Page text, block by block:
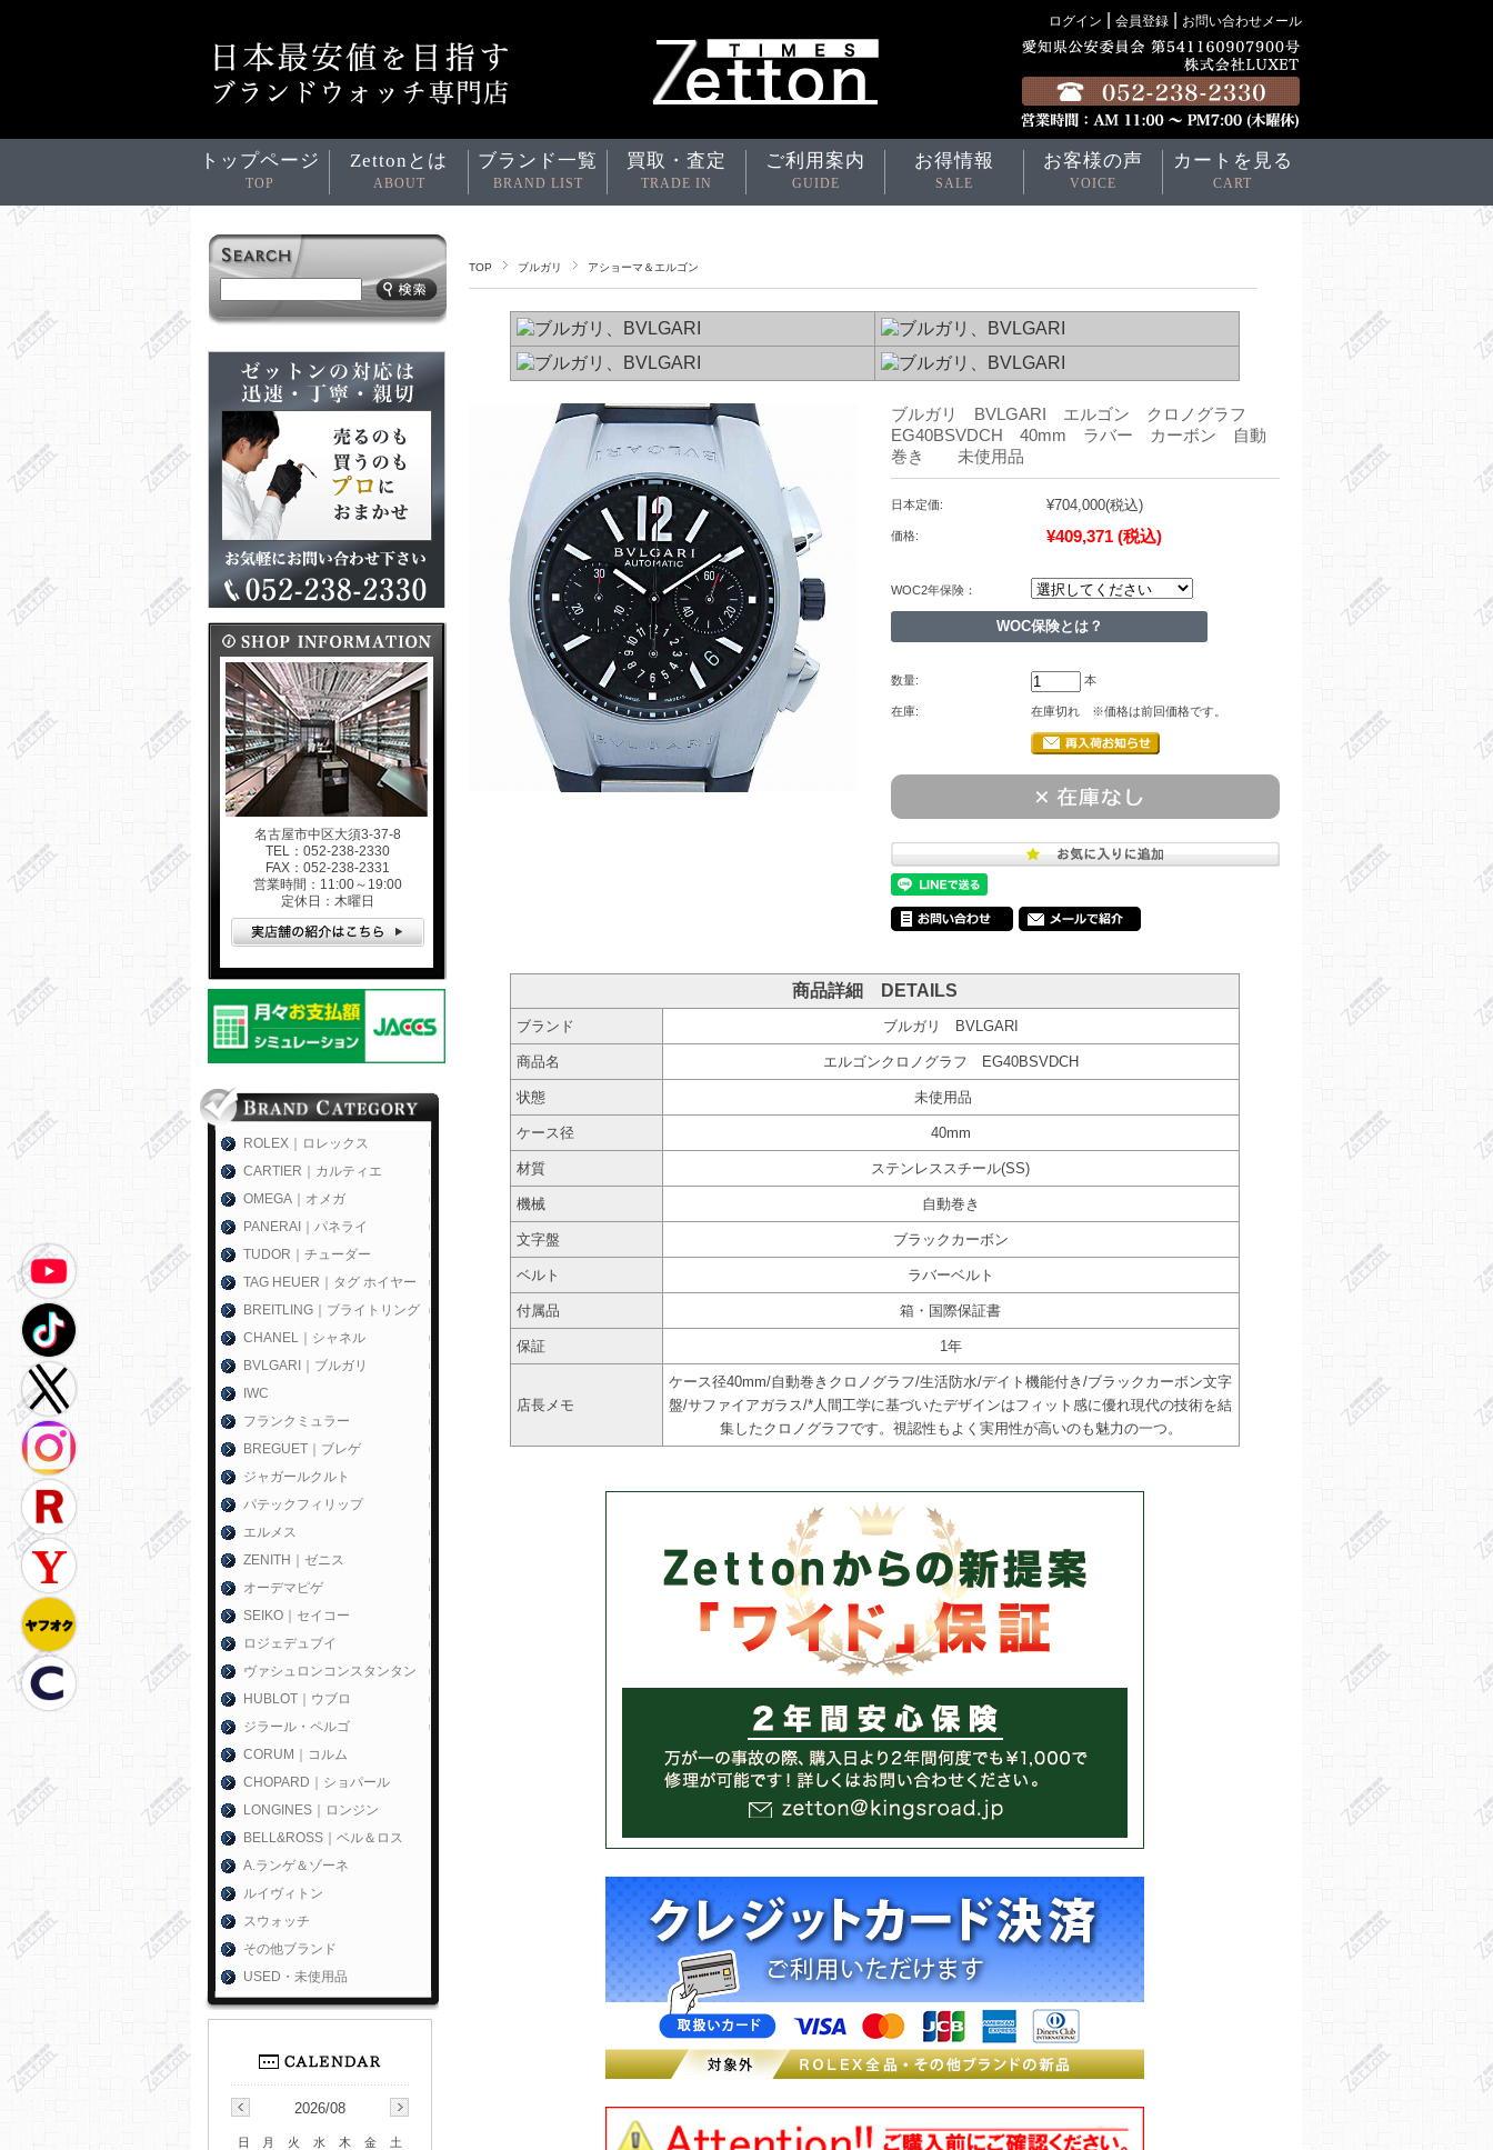
ログイン 会員登録 お問い合わせメール
トップページ
TOP
Zettonとは
ABOUT
ブランド一覧
BRAND LIST
買取・査定
TRADE IN
ご利用案内
GUIDE
お得情報
SALE
お客様の声
VOICE
カートを見る
CART
TOP ブルガリ アショーマ＆エルゴン
ブルガリ BVLGARI エルゴン クロノグラフ
EG40BSVDCH 40mm ラバー カーボン 自動
巻き 未使用品
日本定価: ¥704,000(税込)
価格: ¥409,371 (税込)
WOC2年保険：
WOC保険とは？
数量: 本
在庫: 在庫切れ ※価格は前回価格です。
商品詳細 DETAILS
ブランド ブルガリ BVLGARI
商品名 エルゴンクロノグラフ EG40BSVDCH
状態 未使用品
ケース径 40mm
材質 ステンレススチール(SS)
機械 自動巻き
文字盤 ブラックカーボン
ベルト ラバーベルト
付属品 箱・国際保証書
保証 1年
店長メモ
ケース径40mm/自動巻きクロノグラフ/生活防水/デイト機能付き/ブラックカーボン文字
盤/サファイアガラス/*人間工学に基づいたデザインはフィット感に優れ現代の技術を結
集したクロノグラフです。視認性もよく実用性が高いのも魅力の一つ。
名古屋市中区大須3-37-8
TEL：052-238-2330
FAX：052-238-2331
営業時間：11:00～19:00
定休日：木曜日
ROLEX｜ロレックス
CARTIER｜カルティエ
OMEGA｜オメガ
PANERAI｜パネライ
TUDOR｜チューダー
TAG HEUER｜タグ ホイヤー
BREITLING｜ブライトリング
CHANEL｜シャネル
BVLGARI｜ブルガリ
IWC
フランクミュラー
BREGUET｜ブレゲ
ジャガールクルト
パテックフィリップ
エルメス
ZENITH｜ゼニス
オーデマピゲ
SEIKO｜セイコー
ロジェデュブイ
ヴァシュロンコンスタンタン
HUBLOT｜ウブロ
ジラール・ペルゴ
CORUM｜コルム
CHOPARD｜ショパール
LONGINES｜ロンジン
BELL&ROSS｜ベル＆ロス
A.ランゲ＆ゾーネ
ルイヴィトン
スウォッチ
その他ブランド
USED・未使用品
2026/08
日 月 火 水 木 金
土